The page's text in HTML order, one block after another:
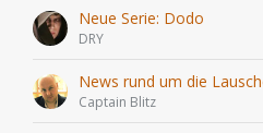
Neue Serie: Dodo
DRY
News rund um die
Captain Blitz